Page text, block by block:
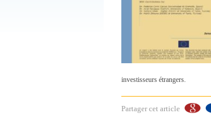
investisseurs étrangers.
Partager cet article